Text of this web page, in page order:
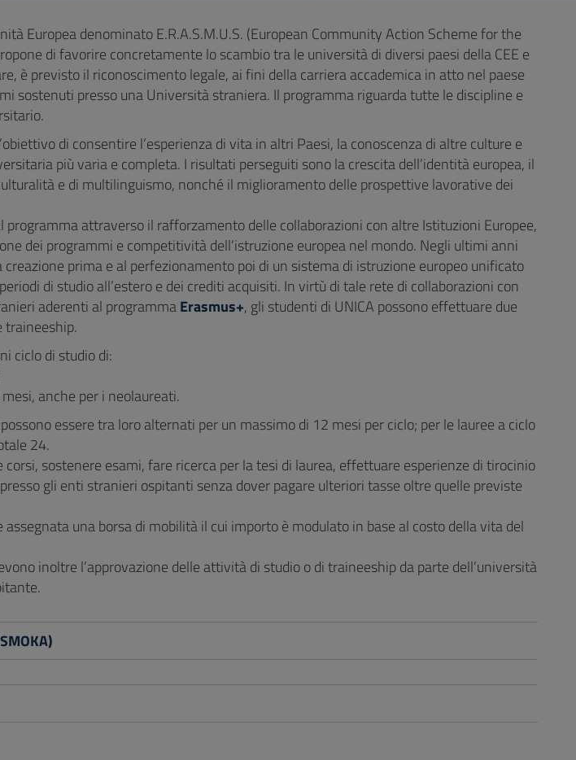
Europea denominato E.R.A.S.M.U.S. (European Community Action Scheme for the
di favorire concretamente lo scambio tra le università di diversi paesi della CEE e
è previsto il riconoscimento legale, ai fini della carriera accademica in atto nel paese
sostenuti presso una Università straniera. Il programma riguarda tutte le discipline e
di consentire l’esperienza di vita in altri Paesi, la conoscenza di altre culture e
più varia e completa. I risultati perseguiti sono la crescita dell’identità europea, il
e di multilinguismo, nonché il miglioramento delle prospettive lavorative dei
attraverso il rafforzamento delle collaborazioni con altre Istituzioni Europee,
dei programmi e competitività dell’istruzione europea nel mondo. Negli ultimi anni
prima e al perfezionamento poi di un sistema di istruzione europeo unificato
di studio all’estero e dei crediti acquisiti. In virtù di tale rete di collaborazioni con
aderenti al programmaErasmus+, gli studenti di UNICA possono effettuare due
traineeship.
ciclo di studio di:
anche per i neolaureati.
essere tra loro alternati per un massimo di 12 mesi per ciclo; per le lauree a ciclo
24.
corsi, sostenere esami, fare ricerca per la tesi di laurea, effettuare esperienze di tirocinio
gli enti stranieri ospitanti senza dover pagare ulteriori tasse oltre quelle previste
una borsa di mobilità il cui importo è modulato in base al costo della vita del
inoltre l’approvazione delle attività di studio o di traineeship da parte dell’università